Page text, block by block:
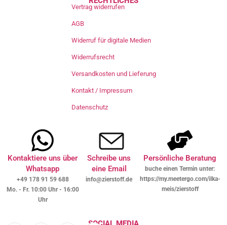
Vertrag widerrufen
AGB
Widerruf für digitale Medien
Widerrufsrecht
Versandkosten und Lieferung
Kontakt / Impressum
Datenschutz
Kontaktiere uns über
Whatsapp
+49 178 91 59 688
Mo. - Fr. 10:00 Uhr - 16:00
Uhr
Schreibe uns
eine Email
info@zierstoff.de
Persönliche Beratung
buche einen Termin unter:
https://my.meetergo.com/ilka-
meis/zierstoff